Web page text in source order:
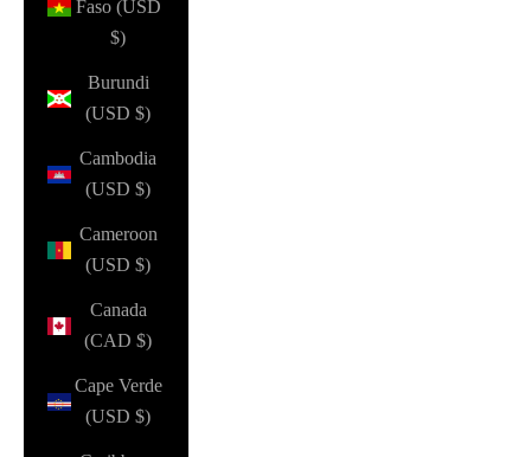
Faso (USD
$)
Burundi
(USD $)
Cambodia
(USD $)
Cameroon
(USD $)
Canada
(CAD $)
Cape Verde
(USD $)